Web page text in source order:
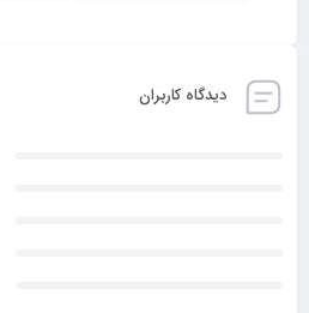
دیدگاه کاربران